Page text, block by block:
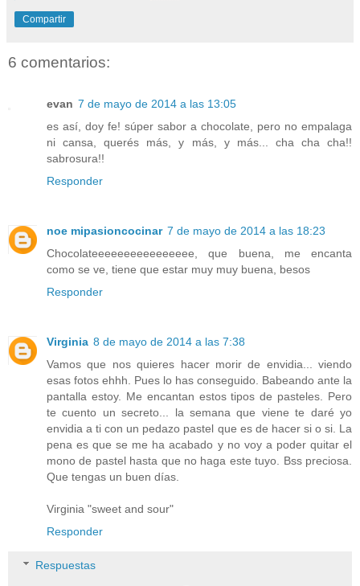
Compartir
6 comentarios:
evan 7 de mayo de 2014 a las 13:05
es así, doy fe! súper sabor a chocolate, pero no empalaga
ni cansa, querés más, y más, y más... cha cha cha!!
sabrosura!!
Responder
noe mipasioncocinar 7 de mayo de 2014 a las 18:23
Chocolateeeeeeeeeeeeeeee, que buena, me encanta
como se ve, tiene que estar muy muy buena, besos
Responder
Virginia 8 de mayo de 2014 a las 7:38
Vamos que nos quieres hacer morir de envidia... viendo
esas fotos ehhh. Pues lo has conseguido. Babeando ante la
pantalla estoy. Me encantan estos tipos de pasteles. Pero
te cuento un secreto... la semana que viene te daré yo
envidia a ti con un pedazo pastel que es de hacer si o si. La
pena es que se me ha acabado y no voy a poder quitar el
mono de pastel hasta que no haga este tuyo. Bss preciosa.
Que tengas un buen días.
Virginia "sweet and sour"
Responder
Respuestas